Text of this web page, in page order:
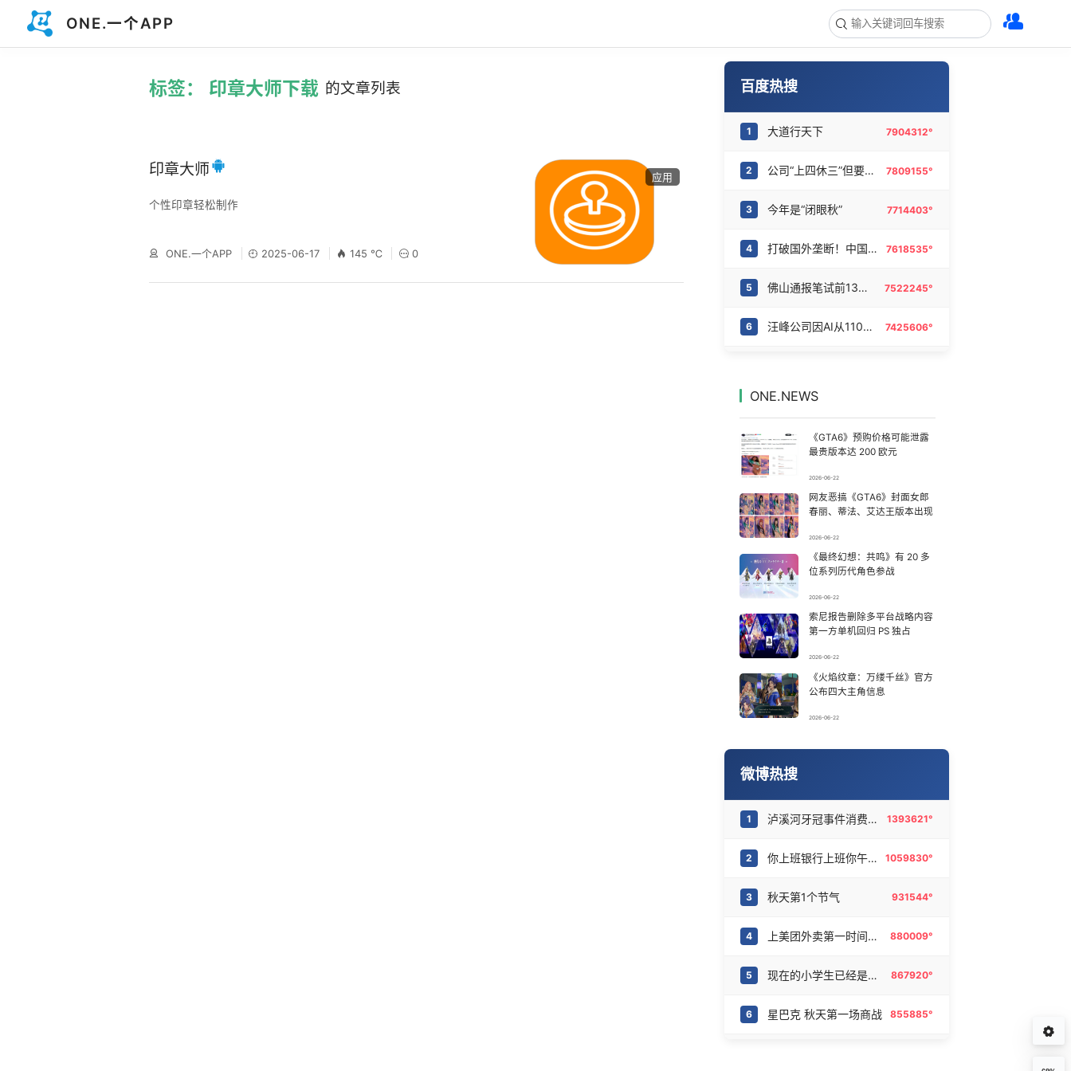
ONE.一个APP
标签： 印章大师下载 的文章列表
印章大师
个性印章轻松制作
应用
ONE.一个APP 2025-06-17 145 ℃ 0
百度热搜
1 大道行天下 7904312°
2 公司“上四休三”但要降薪1000元 7809155°
3 今年是“闭眼秋” 7714403°
4 打破国外垄断！中国重磅科技集中上新 7618535°
5 佛山通报笔试前13被淘汰后5名进体检 7522245°
6 汪峰公司因AI从1100人减到400人 7425606°
9 泰国校园枪击案死亡人数升至7人 7138546°
台风白海豚堪称“卷王”
11
12 “空调24小时开着更省电”不实 6855780°
13
14 27岁女子成组织卖淫集团主犯被通缉 6665054°
15 为何年轻人不愿学医了 6558928°
16 今日立秋
ONE.NEWS
《GTA6》预购价格可能泄露
最贵版本达 200 欧元
2026-06-22
网友恶搞《GTA6》封面女郎
春丽、蒂法、艾达王版本出现
2026-06-22
《最终幻想：共鸣》有 20 多
位系列历代角色参战
2026-06-22
索尼报告删除多平台战略内容
第一方单机回归 PS 独占
2026-06-22
《火焰纹章：万缕千丝》官方
公布四大主角信息
2026-06-22
微博热搜
1 泸溪河牙冠事件消费者已致歉 1393621°
2 你上班银行上班你午休银行午休 1059830°
3 秋天第1个节气 931544°
4 上美团外卖第一时间喝到秋奶 880009°
5 现在的小学生已经是庞然大物了 867920°
6 星巴克 秋天第一场商战 855885°